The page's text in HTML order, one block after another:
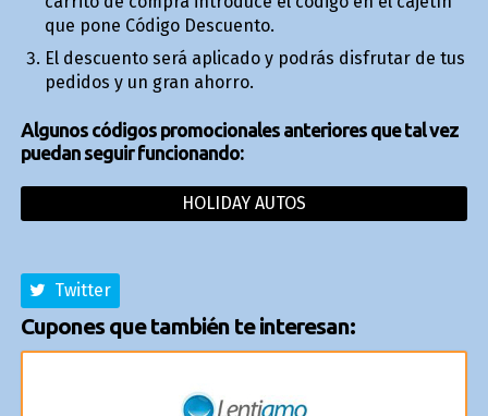
que pone Código Descuento.
El descuento será aplicado y podrás disfrutar de tus
pedidos y un gran ahorro.
Algunos códigos promocionales anteriores que tal vez
puedan seguir funcionando:
HOLIDAY AUTOS
Twitter
Cupones que también te interesan: